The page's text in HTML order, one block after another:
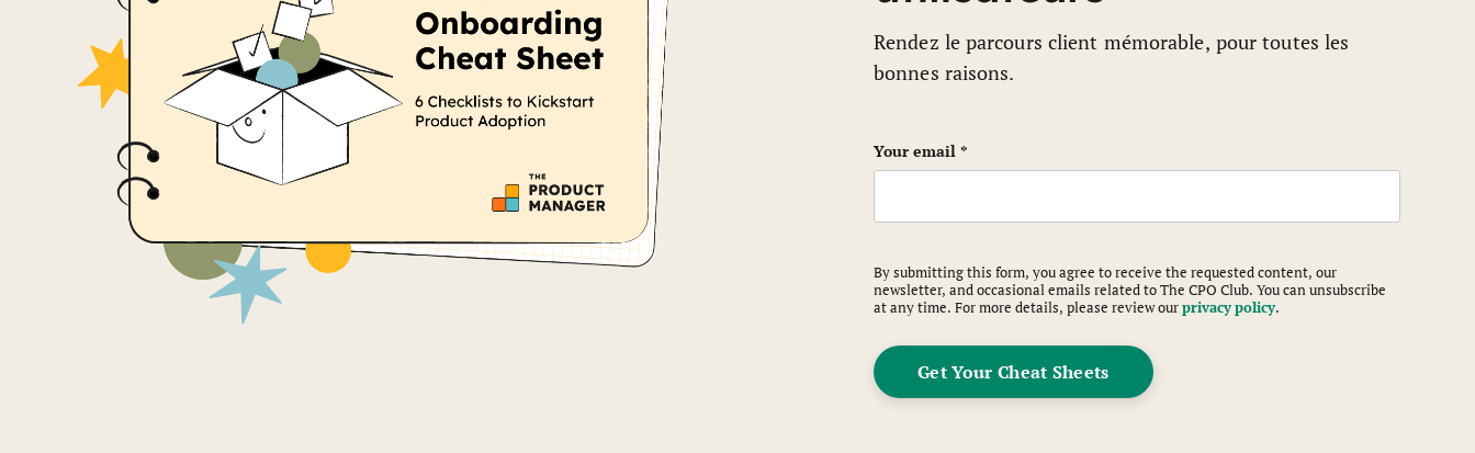
Rendez le parcours client mémorable, pour toutes les
bonnes raisons.
Company
Your email*
By submitting this form, you agree to receive the requested content, our
newsletter, and occasional emails related to The CPO Club. You can unsubscribe
at any time. For more details, please review ourprivacy policy.